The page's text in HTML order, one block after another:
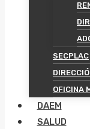
SECPLAC
OFICINA
DAEM
SALUD